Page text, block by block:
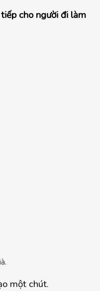
cho người đi làm
à.
một chút.